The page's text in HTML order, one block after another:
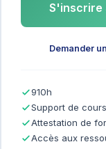
S'inscrire
Demander
910h
Support de
Attestation de
Accès aux